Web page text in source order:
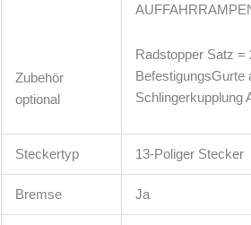
Zubehör
optional
Radstopper Satz
Schlingerkupplung
Steckertyp 13-Poliger Stecker
Bremse Ja